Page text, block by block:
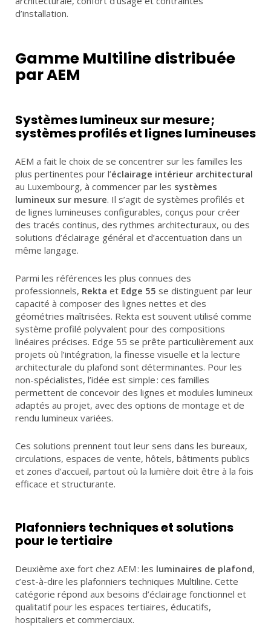
d’installation.
Gamme Multiline distribuée
par AEM
Systèmes lumineux sur mesure ;
systèmes profilés et lignes lumineuses
AEM a fait le choix de se concentrer sur les familles les
plus pertinentes pour l’éclairage intérieur architectural
au Luxembourg, à commencer par les systèmes
lumineux sur mesure. Il s’agit de systèmes profilés et
de lignes lumineuses configurables, conçus pour créer
des tracés continus, des rythmes architecturaux, ou des
solutions d’éclairage général et d’accentuation dans un
même langage.
Parmi les références les plus connues des
professionnels, Rekta et Edge 55 se distinguent par leur
capacité à composer des lignes nettes et des
géométries maîtrisées. Rekta est souvent utilisé comme
système profilé polyvalent pour des compositions
linéaires précises. Edge 55 se prête particulièrement aux
projets où l’intégration, la finesse visuelle et la lecture
architecturale du plafond sont déterminantes. Pour les
non-spécialistes, l’idée est simple : ces familles
permettent de concevoir des lignes et modules lumineux
adaptés au projet, avec des options de montage et de
rendu lumineux variées.
Ces solutions prennent tout leur sens dans les bureaux,
circulations, espaces de vente, hôtels, bâtiments publics
et zones d’accueil, partout où la lumière doit être à la fois
efficace et structurante.
Plafonniers techniques et solutions
pour le tertiaire
Deuxième axe fort chez AEM : les luminaires de plafond,
c’est-à-dire les plafonniers techniques Multiline. Cette
catégorie répond aux besoins d’éclairage fonctionnel et
qualitatif pour les espaces tertiaires, éducatifs,
hospitaliers et commerciaux.